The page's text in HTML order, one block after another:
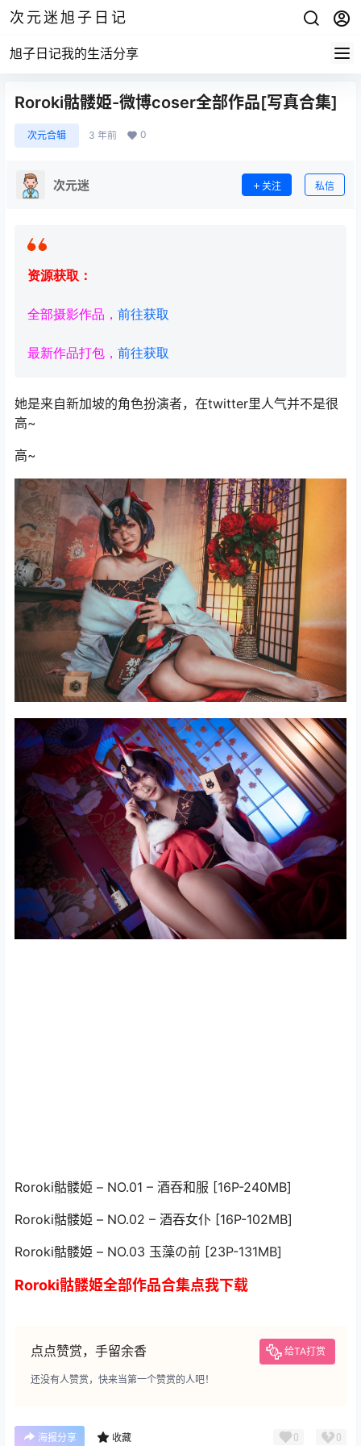
次元迷旭子日记
旭子日记我的生活分享
Roroki骷髅姫-微博coser全部作品[写真合集]
次元合辑 3 年前 0
次元迷 关注 私信
资源获取：
全部摄影作品， 前往获取
最新作品打包， 前往获取
她是来自新加坡的角色扮演者，在twitter里人气并不是很
高~
高~
Roroki骷髅姫 – NO.01 – 酒吞和服 [16P-240MB]
Roroki骷髅姫 – NO.02 – 酒吞女仆 [16P-102MB]
Roroki骷髅姫 – NO.03 玉藻の前 [23P-131MB]
Roroki骷髅姫全部作品合集点我下载
点点赞赏，手留余香 给TA打赏
还没有人赞赏，快来当第一个赞赏的人吧！
海报分享 收藏 0 0